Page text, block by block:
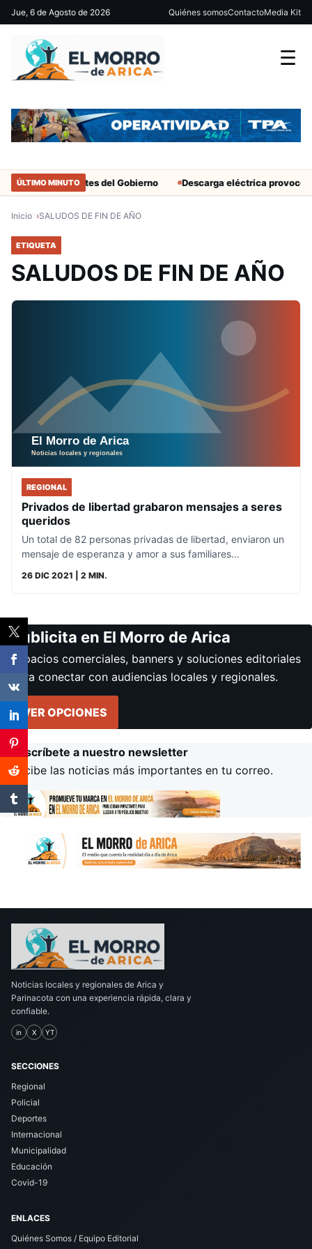
Jue, 6 de Agosto de 2026 Quiénes somosContactoMedia Kit
☰
ÚLTIMO MINUTO
solo a militantes del Gobierno Descarga eléctrica provocó
Inicio SALUDOS DE FIN DE AÑO
ETIQUETA
SALUDOS DE FIN DE AÑO
REGIONAL
Privados de libertad grabaron mensajes a seres
queridos
Un total de 82 personas privadas de libertad, enviaron un
mensaje de esperanza y amor a sus familiares…
26 DIC 2021 | 2 MIN.
Publicita en El Morro de Arica
Espacios comerciales, banners y soluciones editoriales
para conectar con audiencias locales y regionales.
VER OPCIONES
Suscríbete a nuestro newsletter
Recibe las noticias más importantes en tu correo.
Noticias locales y regionales de Arica y
Parinacota con una experiencia rápida, clara y
confiable.
in X YT
SECCIONES
Regional
Policial
Deportes
Internacional
Municipalidad
Educación
Covid-19
ENLACES
Quiénes Somos / Equipo Editorial